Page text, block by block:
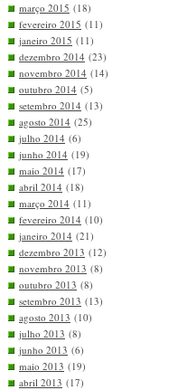
março 2015 (18)
fevereiro 2015 (11)
janeiro 2015 (11)
dezembro 2014 (23)
novembro 2014 (14)
outubro 2014 (5)
setembro 2014 (13)
agosto 2014 (25)
julho 2014 (6)
junho 2014 (19)
maio 2014 (17)
abril 2014 (18)
março 2014 (11)
fevereiro 2014 (10)
janeiro 2014 (21)
dezembro 2013 (12)
novembro 2013 (8)
outubro 2013 (8)
setembro 2013 (13)
agosto 2013 (10)
julho 2013 (8)
junho 2013 (6)
maio 2013 (19)
abril 2013 (17)